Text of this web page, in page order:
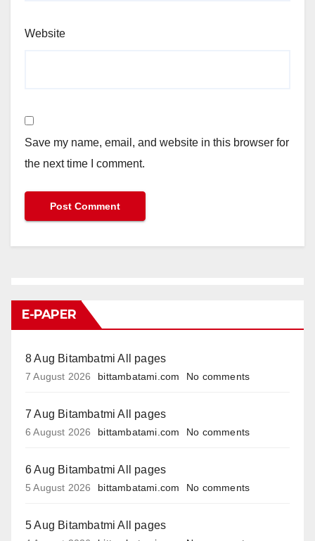
Website
Save my name, email, and website in this browser for
the next time I comment.
E-PAPER
8 Aug Bitambatmi All pages
7 August 2026 bittambatami.com No comments
7 Aug Bitambatmi All pages
6 August 2026 bittambatami.com No comments
6 Aug Bitambatmi All pages
5 August 2026 bittambatami.com No comments
5 Aug Bitambatmi All pages